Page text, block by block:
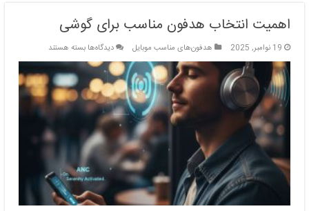
اهمیت انتخاب هدفون مناسب برای گوشی
19 نوامبر, 2025 هدفون‌های مناسب موبایل دیدگاه‌هابرای
اهمیت
انتخاب
هدفون
مناسب
برای
بسته هستند